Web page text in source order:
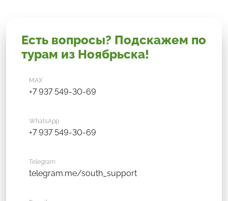
Есть вопросы? Подскажем по
турам из Ноябрьска!
MAX
+7 937 549-30-69
WhatsApp
+7 937 549-30-69
Telegram
telegram.me/south_support